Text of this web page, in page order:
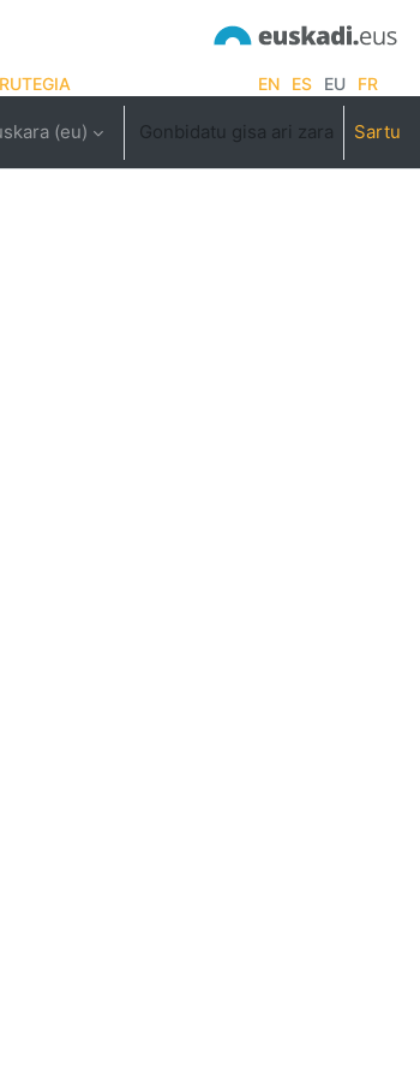
EN ES EU FR
‎(eu)‎ Gonbidatu gisa ari zara Sartu